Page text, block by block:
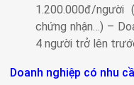
1.200.000đ/
chứng nhận…) –
4 người trở lên
Doanh nghiệp có nhu